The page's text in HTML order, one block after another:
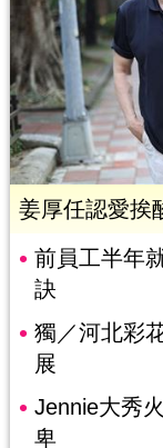
姜厚任認愛挨
前員工半年
訣
獨／河北彩
展
Jennie大秀
卑